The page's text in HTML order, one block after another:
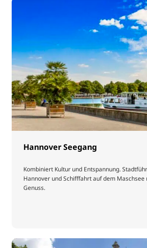
Hannover Seegang
Kombiniert Kultur und Entspannung.
Hannover und Schifffahrt auf dem
Genuss.